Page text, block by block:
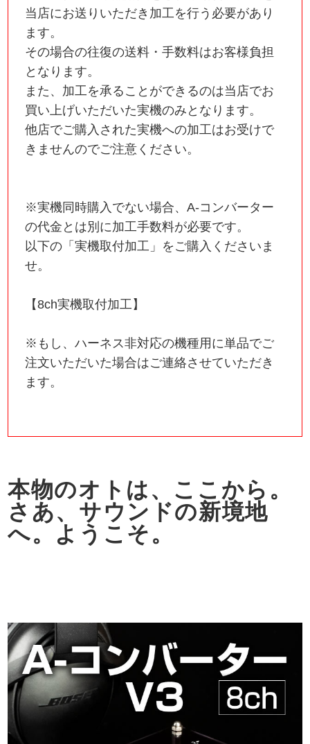
当店にお送りいただき加工を行う必要があり
ます。
その場合の往復の送料・手数料はお客様負担
となります。
また、加工を承ることができるのは当店でお
買い上げいただいた実機のみとなります。
他店でご購入された実機への加工はお受けで
きませんのでご注意ください。
※実機同時購入でない場合、A-コンバーター
の代金とは別に加工手数料が必要です。
以下の「実機取付加工」をご購入くださいま
せ。
【8ch実機取付加工】
※もし、ハーネス非対応の機種用に単品でご
注文いただいた場合はご連絡させていただき
ます。
本物のオトは、ここから。
さあ、サウンドの新境地
へ。ようこそ。